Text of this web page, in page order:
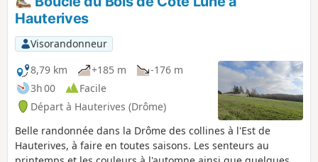
Hauterives
Visorandonneur
8,79 km
+185 m
-176 m
3h 00
Facile
Départ à Hauterives (Drôme)
Belle randonnée dans la Drôme des collines à l'Est de
Hauterives, à faire en toutes saisons. Les senteurs au